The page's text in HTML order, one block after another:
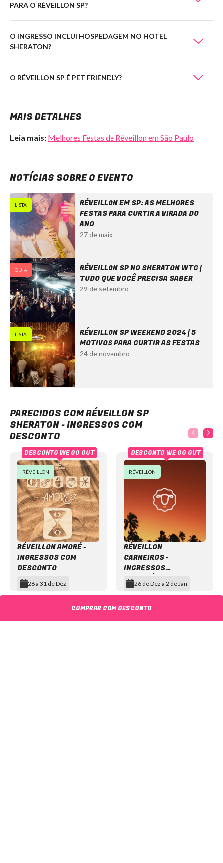
COMPRAR COM DESCONTO
PARA O RÉVEILLON SP?
O INGRESSO INCLUI HOSPEDAGEM NO HOTEL
SHERATON?
O RÉVEILLON SP É PET FRIENDLY?
MAIS DETALHES
Leia mais: Melhores Festas de Réveillon em São Paulo
NOTÍCIAS SOBRE O EVENTO
LISTA
RÉVEILLON EM SP: AS MELHORES
FESTAS PARA CURTIR A VIRADA DO
ANO
27 de maio
GUIA
RÉVEILLON SP NO SHERATON WTC |
TUDO QUE VOCÊ PRECISA SABER
29 de setembro
LISTA
RÉVEILLON SP WEEKEND 2024 | 5
MOTIVOS PARA CURTIR AS FESTAS
24 de novembro
PARECIDOS COM RÉVEILLON SP
SHERATON - INGRESSOS COM
DESCONTO
RÉVEILLON
RÉVEILLON AMORÉ -
INGRESSOS COM
DESCONTO
26 a 31 de Dez
DESCONTO WE GO OUT
RÉVEILLON
RÉVEILLON
CARNEIROS -
INGRESSOS
DISPONÍVEIS
26 de Dez a 2 de Jan
DESCONTO WE GO OUT
Carneiros
Item